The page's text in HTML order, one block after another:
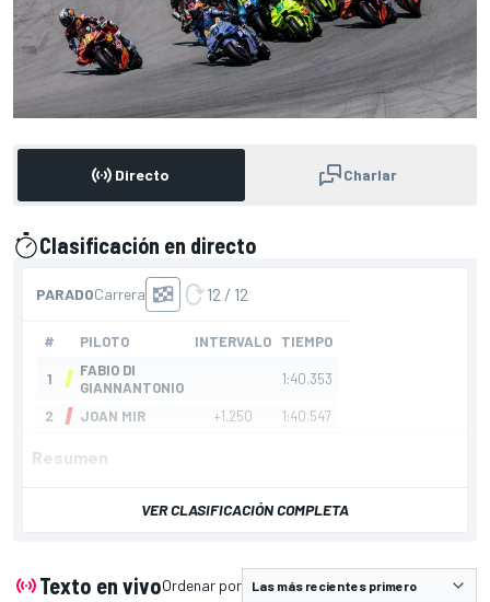
Directo Charlar
Clasificación en directo
Resumen
VER CLASIFICACIÓN COMPLETA
Texto en vivoOrdenar por